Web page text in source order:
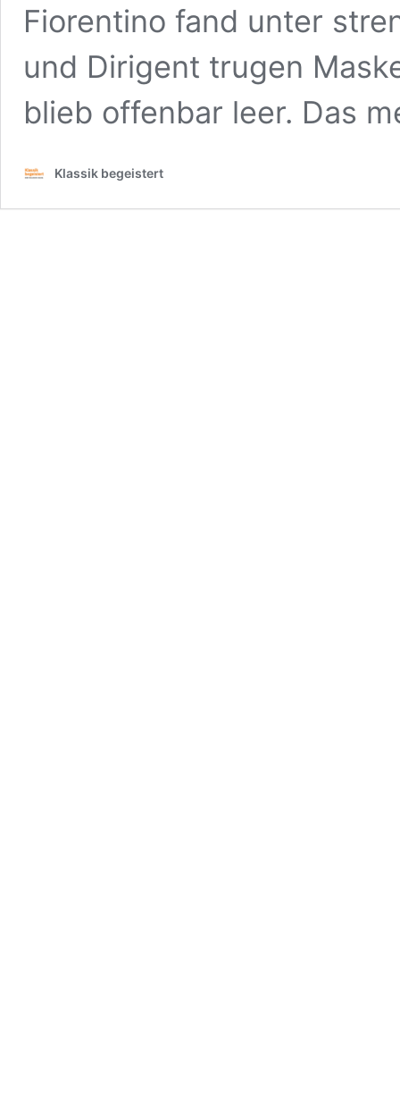
Fiorentino fand unter
und Dirigent trugen
blieb offenbar leer. Das
Klassik begeistert